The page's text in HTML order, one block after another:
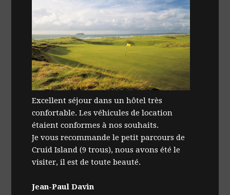
Excellent séjour dans un hôtel très
confortable. Les véhicules de location
étaient conformes à nos souhaits.
Je vous recommande le petit parcours de
Cruid Island (9 trous), nous avons été le
visiter, il est de toute beauté.
Jean-Paul Davin